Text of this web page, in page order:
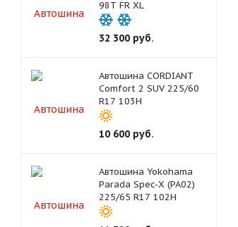
98T FR XL
32 300руб.
Автошина CORDIANT
Comfort 2 SUV 225/60
R17 103H
10 600руб.
Автошина Yokohama
Parada Spec-X (PA02)
225/65 R17 102H